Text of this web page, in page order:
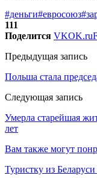
#деньги#евросоюз
111
Поделится VKOK.ru
Предыдущая запись
Польша стала
Следующая запись
Умерла старейшая
лет
Вам также могут
Туристку из